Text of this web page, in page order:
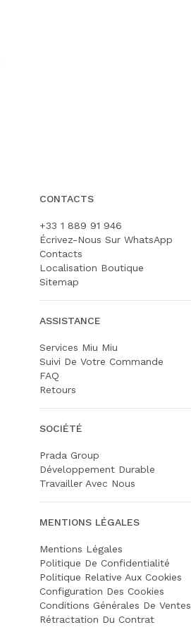
CONTACTS
+33 1 889 91 946
Écrivez-Nous Sur WhatsApp
Contacts
Localisation Boutique
Sitemap
ASSISTANCE
Services Miu Miu
Suivi De Votre Commande
FAQ
Retours
SOCIÉTÉ
Prada Group
Développement Durable
Travailler Avec Nous
MENTIONS LÉGALES
Mentions Légales
Politique De Confidentialité
Politique Relative Aux Cookies
Configuration Des Cookies
Conditions Générales De Ventes
Rétractation Du Contrat